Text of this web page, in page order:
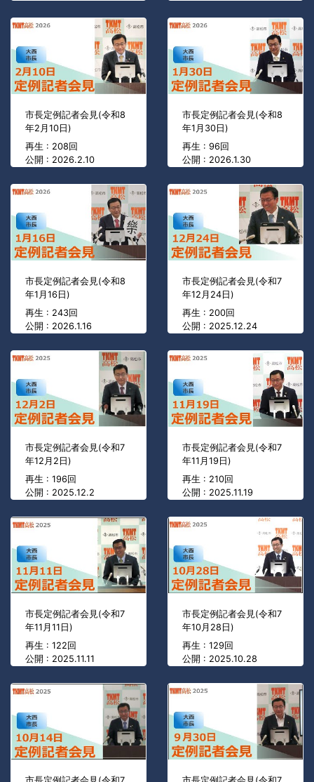
市長定例記者会見(令和8
年2月10日)
再生 : 208回
公開 : 2026.2.10
市長定例記者会見(令和8
年1月30日)
再生 : 96回
公開 : 2026.1.30
市長定例記者会見(令和8
年1月16日)
再生 : 243回
公開 : 2026.1.16
市長定例記者会見(令和7
年12月24日)
再生 : 200回
公開 : 2025.12.24
市長定例記者会見(令和7
年12月2日)
再生 : 196回
公開 : 2025.12.2
市長定例記者会見(令和7
年11月19日)
再生 : 210回
公開 : 2025.11.19
市長定例記者会見(令和7
年11月11日)
再生 : 122回
公開 : 2025.11.11
市長定例記者会見(令和7
年10月28日)
再生 : 129回
公開 : 2025.10.28